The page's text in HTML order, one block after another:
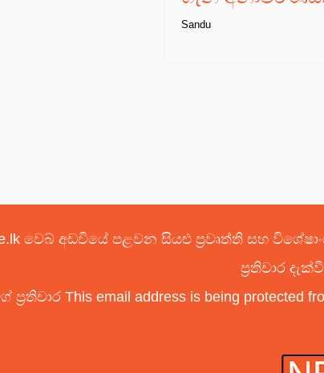
Sandu
වෙබ් අඩවියේ පළවන සියළු ප්‍රවෘත්ති සහ
ප්‍රතිචාර
ප්‍රතිචාර This email address is being protected